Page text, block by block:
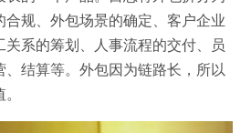
合规、外包场景的确定、客户企业
系的筹划、人事流程的交付、员
、结算等。外包因为链路长，所以